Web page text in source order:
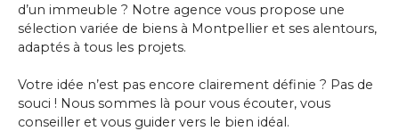
d’un immeuble ? Notre agence vous propose une
sélection variée de biens à Montpellier et ses alentours,
adaptés à tous les projets.
Votre idée n’est pas encore clairement définie ? Pas de
souci ! Nous sommes là pour vous écouter, vous
conseiller et vous guider vers le bien idéal.